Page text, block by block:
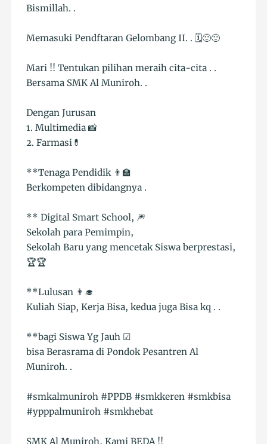
Bismillah. .
Memasuki Pendftaran Gelombang II. . 🗓🙂🙂
Mari !! Tentukan pilihan meraih cita-cita . .
Bersama SMK Al Muniroh. .
Dengan Jurusan
1. Multimedia 📸
2. Farmasi💊
**Tenaga Pendidik 👨‍🏫
Berkompeten dibidangnya .
** Digital Smart School, 🎆
Sekolah para Pemimpin,
Sekolah Baru yang mencetak Siswa berprestasi,
🏆🏆
**Lulusan 👨‍🎓
Kuliah Siap, Kerja Bisa, kedua juga Bisa kq . .
**bagi Siswa Yg Jauh ☑
bisa Berasrama di Pondok Pesantren Al
Muniroh. .
#smkalmuniroh #PPDB #smkkeren #smkbisa
#ypppalmuniroh #smkhebat
SMK Al Muniroh, Kami BEDA !!